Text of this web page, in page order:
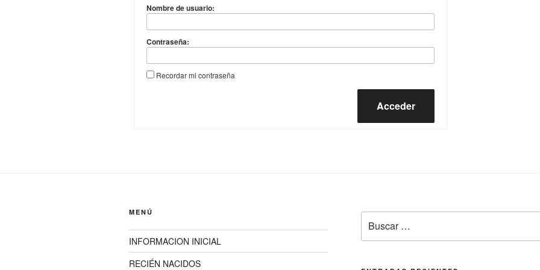
Nombre de usuario:
Contraseña:
Recordar mi contraseña
Acceder
MENÚ
INFORMACION INICIAL
RECIÉN NACIDOS
por: